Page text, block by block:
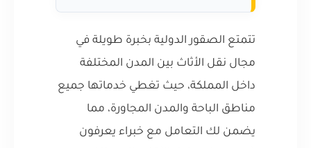
تتمتع الصقور الدولية بخبرة طويلة في
مجال نقل الأثاث بين المدن المختلفة
داخل المملكة، حيث تغطي خدماتها جميع
مناطق الباحة والمدن المجاورة، مما
يضمن لك التعامل مع خبراء يعرفون